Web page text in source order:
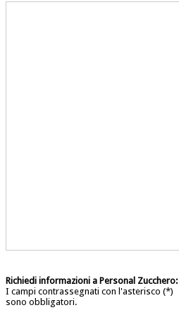
Richiedi informazioni a Personal Zucchero:
I campi contrassegnati con l'asterisco (*)
sono obbligatori.